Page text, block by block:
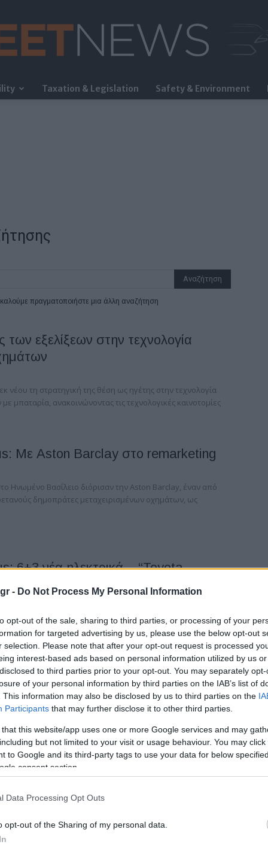
- Do Not Process My Personal Information
opt-out of the sale, sharing to third parties, or processing of your
for targeted advertising by us, please use the below opt-out
selection. Please note that after your opt-out request is processed
interest-based ads based on personal information utilized by us
to third parties prior to your opt-out. You may separately
of your personal information by third parties on the IAB’s list of
This information may also be disclosed by us to third parties on the
Participants that may further disclose it to other third parties.
that this website/app uses one or more Google services and may
but not limited to your visit or usage behaviour. You may
to Google and its third-party tags to use your data for below
consent section.
Data Processing Opt Outs
opt-out of the Sharing of my personal data.
FleetNews
Taxation & Legislation Safety & Environment
πραγματοποιήστε μια άλλη αναζήτηση
εξελίξεων στην τεχνολογία
νέου τη στρατηγική της θέση ως ηγέτης στην τεχνολογία
μπαταρία, ανακοινώνοντας τις τεχνολογικές καινοτομίες
Με Aston Barclay στο remarketing
Ηνωμένο Βασίλειο διόρισαν την Aston Barclay, έναν από
δημοπράτες μεταχειρισμένων οχημάτων, ως
6+3 νέα ηλεκτρικά – “Toyota
(εικόνες)
της προσέγγισης της βιωσιμότητας μέσω
Αυτής που διεθνώς αναφέρεται ως «Toyota multi-
νέες λύσεις μετακίνησης για όλους....
υψηλό – Ρεκόρ πωλήσεων
παγκόσμιων πωλήσεων, το 2024, στις 851.214 μονάδες,
σχέση με τα στοιχεία του 2023. Η Ευρώπη...
μονάδα στην Κίνα – Στόχος η
να κατασκευάσει ένα νέο εργοστάσιο για την παραγωγή